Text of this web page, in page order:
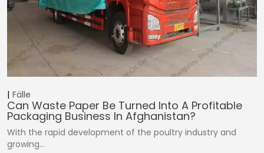
Fälle
Can Waste Paper Be Turned Into A Profitable
Packaging Business In Afghanistan?
With the rapid development of the poultry industry and
growing…